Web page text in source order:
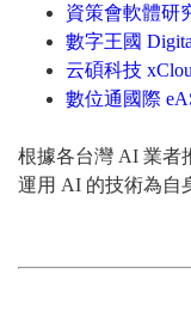
資策會軟體研
數字王國
云碩科技
數位通國際
根據各台灣 AI 業者
運用 AI 的技術為自